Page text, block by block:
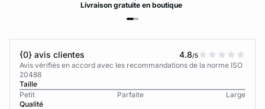
Livraisongratuiteen boutique
{0} avis clientes 4.8/5
Avis vérifiés en accord avec les recommandations de la norme ISO
20488
Taille
Petit
Parfaite
Large
Qualité